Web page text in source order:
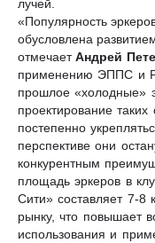
лучей.
«Популярность
обусловлена
отмечаетАндрей
применению ЭППС и
прошлое «холодные»
проектирование
постепенно
перспективе они
конкурентным
площадь эркеров в
Сити» составляет 7-
рынку, что повышает
использования и